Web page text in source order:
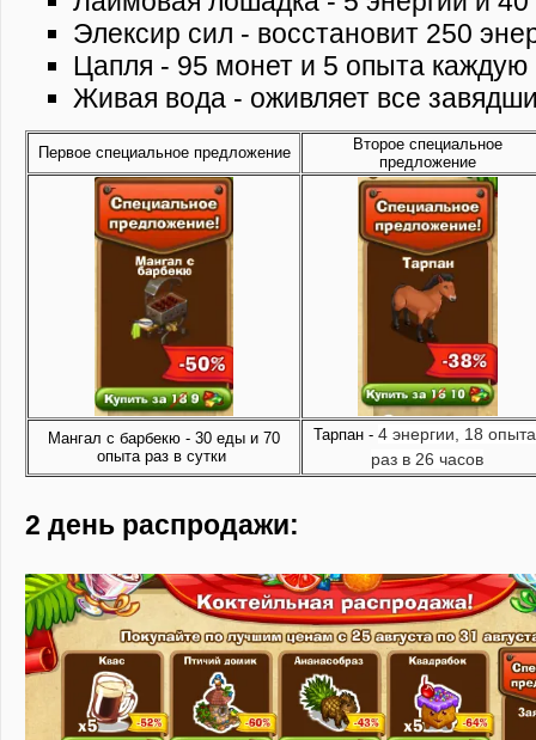
Элексир сил - восстановит 250
Цапля - 95 монет и 5 опыта каждую
Живая вода - оживляет все
Первое специальное предложение
Второе специальное
предложение
Мангал с барбекю - 30 еды и 70
опыта раз в сутки
Тарпан - 4 энергии, 18 опыта
раз в 26 часов
2 день распродажи: